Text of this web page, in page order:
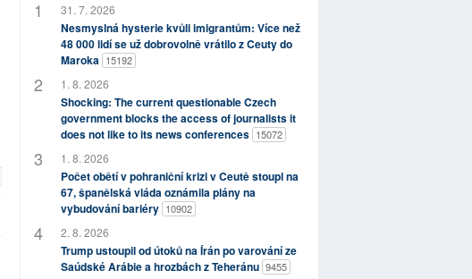
31. 7. 2026
Nesmyslná hysterie kvůli imigrantům: Více než
48 000 lidí se už dobrovolně vrátilo z Ceuty do
Maroka 15192
1. 8. 2026
Shocking: The current questionable Czech
government blocks the access of journalists it
does not like to its news conferences 15072
1. 8. 2026
Počet obětí v pohraniční krizi v Ceutě stoupl na
67, španělská vláda oznámila plány na
vybudování bariéry 10902
2. 8. 2026
Trump ustoupil od útoků na Írán po varování ze
Saúdské Arábie a hrozbách z Teheránu 9455